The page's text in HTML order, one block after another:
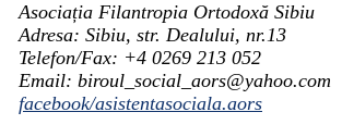
Asociația Filantropia Ortodoxă Sibiu
Adresa: Sibiu, str. Dealului, nr.13
Telefon/Fax: +4 0269 213 052
Email: biroul_social_aors@yahoo.com
facebook/asistentasociala.aors